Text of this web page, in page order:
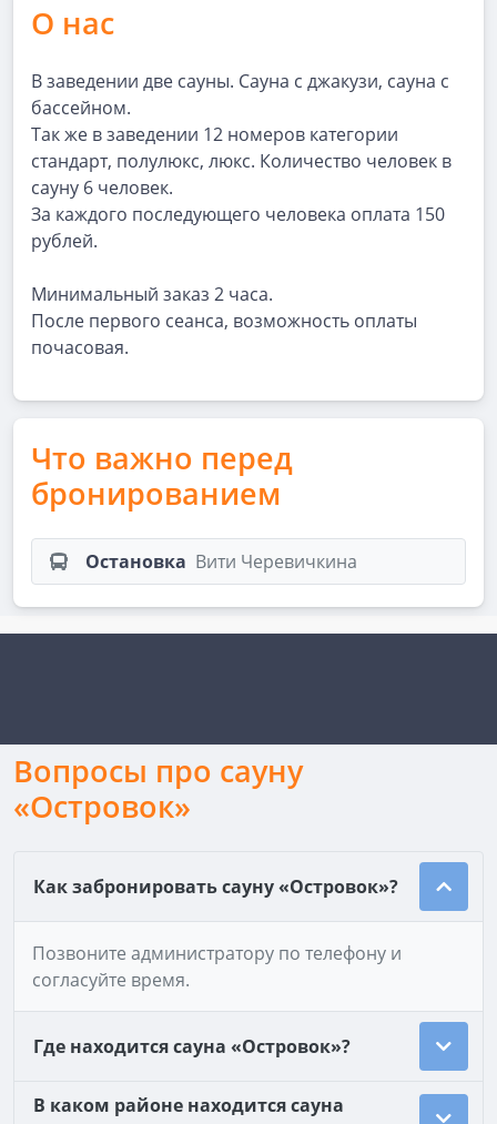
О нас
В заведении две сауны. Сауна с джакузи, сауна с
бассейном.
Так же в заведении 12 номеров категории
стандарт, полулюкс, люкс. Количество человек в
сауну 6 человек.
За каждого последующего человека оплата 150
рублей.
Минимальный заказ 2 часа.
После первого сеанса, возможность оплаты
почасовая.
Что важно перед
бронированием
Остановка Вити Черевичкина
Вопросы про сауну
«Островок»
Как забронировать сауну «Островок»?
Позвоните администратору по телефону и
согласуйте время.
Где находится сауна «Островок»?
В каком районе находится сауна